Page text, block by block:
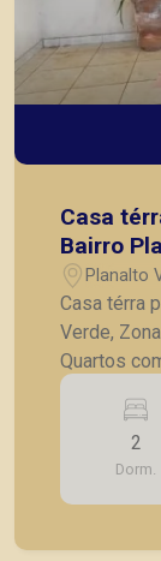
Casa
Bairro
Ribeirão
Planalto
Casa térra
Verde,
Quartos
social; -
amários; -
Pequeno
A Piramid
clientes
2
Dorm.